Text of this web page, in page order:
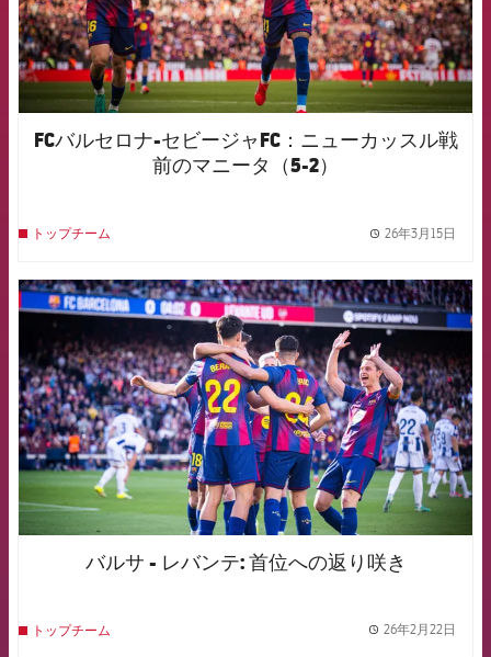
FCバルセロナ-セビージャFC：ニューカッスル戦
前のマニータ（5-2）
トップチーム 26年3月15日
FCB Barcelona badge
バルサ - レバンテ: 首位への返り咲き
トップチーム 26年2月22日